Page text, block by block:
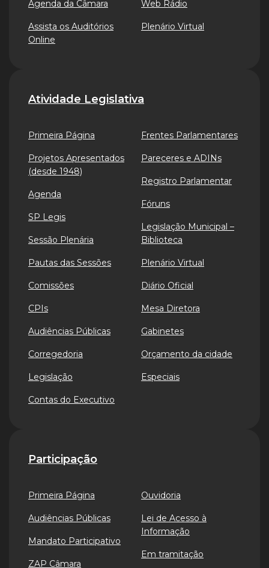
Agenda da Câmara
Assista os Auditórios
Online
Web Rádio
Plenário Virtual
Atividade Legislativa
Primeira Página
Projetos Apresentados
(desde 1948)
Agenda
SP Legis
Sessão Plenária
Pautas das Sessões
Comissões
CPIs
Audiências Públicas
Corregedoria
Legislação
Contas do Executivo
Frentes Parlamentares
Pareceres e ADINs
Registro Parlamentar
Fóruns
Legislação Municipal –
Biblioteca
Plenário Virtual
Diário Oficial
Mesa Diretora
Gabinetes
Orçamento da cidade
Especiais
Participação
Primeira Página
Audiências Públicas
Mandato Participativo
ZAP Câmara
Ouvidoria
Lei de Acesso à
Informação
Em tramitação